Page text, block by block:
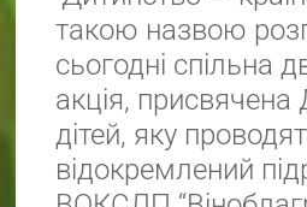
такою назвою
сьогодні спільна
акція,
дітей, яку
відокремлений